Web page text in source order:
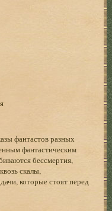
фантастов разных
фантастическим
бессмертия,
скалы,
которые стоят перед